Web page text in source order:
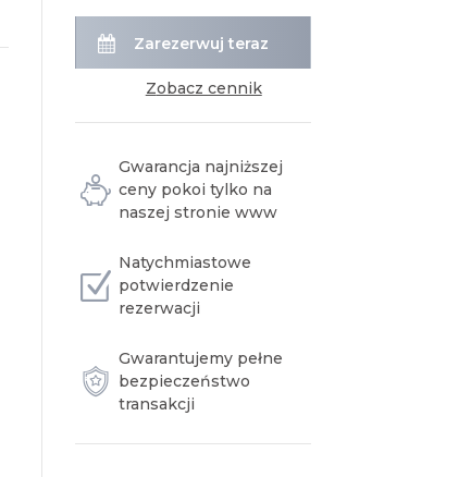
Zarezerwuj teraz
zobacz cennik
Gwarancja najniższej
ceny pokoi tylko na
naszej stronie www
Natychmiastowe
potwierdzenie
rezerwacji
Gwarantujemy pełne
bezpieczeństwo
transakcji